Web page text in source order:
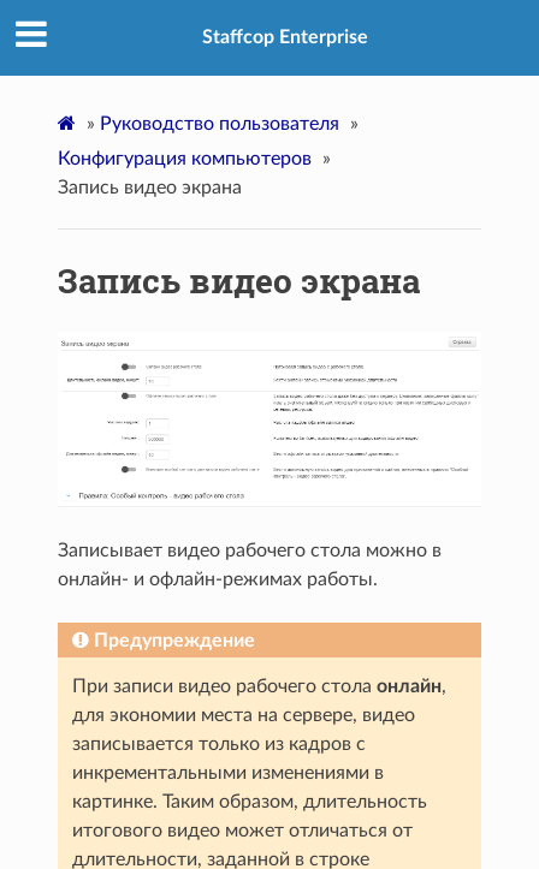
Staffcop Enterprise
» Руководство пользователя
»
Конфигурация компьютеров
»
Запись видео экрана
Запись видео экрана
Записывает видео рабочего стола можно в
онлайн- и офлайн-режимах работы.
Предупреждение
При записи видео рабочего столаонлайн,
для экономии места на сервере, видео
записывается только из кадров с
инкрементальными изменениями в
картинке. Таким образом, длительность
итогового видео может отличаться от
длительности, заданной в строке